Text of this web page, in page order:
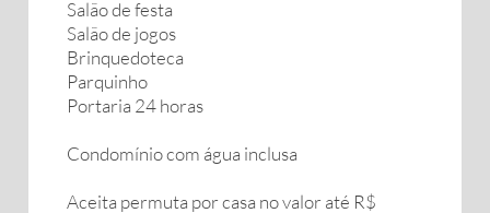
Salão de festa
Salão de jogos
Brinquedoteca
Parquinho
Portaria 24 horas
Condomínio com água inclusa
Aceita permuta por casa no valor até R$